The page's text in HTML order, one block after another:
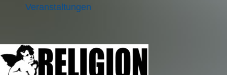
Veranstaltungen